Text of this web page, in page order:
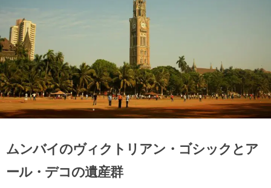
ムンバイのヴィクトリアン・ゴシックとア
ール・デコの遺産群